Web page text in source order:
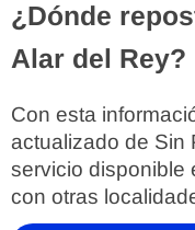
¿Dónde
Alar del Rey?
Con esta
actualizado de Sin
servicio disponible
con otras